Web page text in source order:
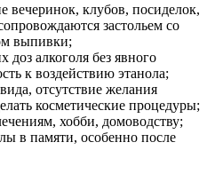
вечеринок, клубов, посиделок,
застольем со
выпивки;
доз алкоголя без явного
к воздействию этанола;
отсутствие желания
косметические процедуры;
хобби, домоводству;
в памяти, особенно после